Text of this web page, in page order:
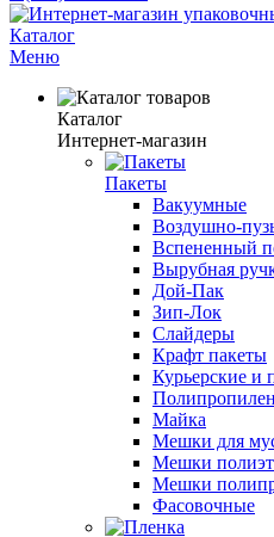
Каталог
Меню
Каталог
Интернет-магазин
Пакеты
Вакуумные
Воздушно-
Вспененный
Вырубная
Дой-Пак
Зип-Лок
Слайдеры
Крафт пакеты
Курьерские и
Майка
Мешки для
Мешки
Мешки
Фасовочные